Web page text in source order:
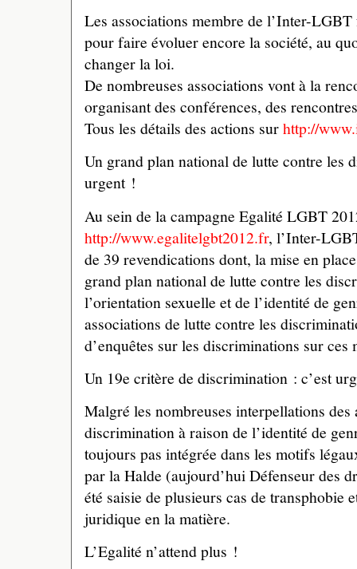
Les associations membre de l’Inter-
pour faire évoluer encore la société, au
changer la loi.
De nombreuses associations vont à la
organisant des conférences, des
Tous les détails des actions surhttp://
Un grand plan national de lutte contre les
urgent !
Au sein de la campagne Egalité LGBT
http://www.egalitelgbt2012.fr, l’Inter-
de 39 revendications dont, la mise en
grand plan national de lutte contre les
l’orientation sexuelle et de l’identité de
associations de lutte contre les
d’enquêtes sur les discriminations sur ces
Un 19e critère de discrimination : c’est
Malgré les nombreuses interpellations des
discrimination à raison de l’identité de
toujours pas intégrée dans les motifs
par la Halde (aujourd’hui Défenseur des
été saisie de plusieurs cas de transphobie
juridique en la matière.
L’Egalité n’attend plus !